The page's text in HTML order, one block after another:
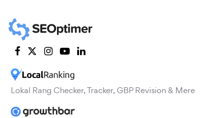
Lokal Rang Checker, Tracker, GBP Revision & Mere